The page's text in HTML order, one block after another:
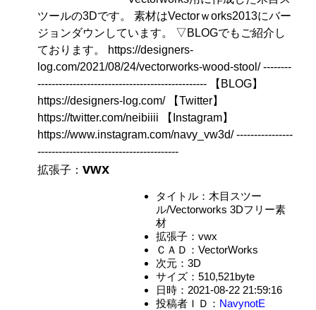
ツールの3Dです。 素材はVectorｗorks2013にバー
ジョンダウンしています。 ▽BLOGでもご紹介し
ております。 https://designers-
log.com/2021/08/24/vectorworks-wood-stool/ --------
------------------------------------------------ 【BLOG】
https://designers-log.com/ 【Twitter】
https://twitter.com/neibiiii 【Instagram】
https://www.instagram.com/navy_vw3d/ ----------------
----------------------------------------
拡張子：vwx
タイトル：木目スツー
ル/Vectorworks 3Dフリー素
材
拡張子：vwx
ＣＡＤ：VectorWorks
次元：3D
サイズ：510,521byte
日時：2021-08-22 21:59:16
投稿者ＩＤ： NavynotE